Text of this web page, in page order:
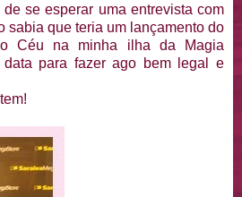
se esperar uma entrevista com
sabia que teria um lançamento do
Céu na minha ilha da Magia
data para fazer ago bem legal e